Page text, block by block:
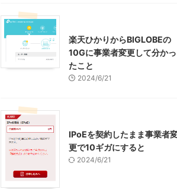
楽天ひかりからBIGLOBEの
10Gに事業者変更して分かっ
たこと
2024/6/21
IPoEを契約したまま事業者
更で10ギガにすると
2024/6/21